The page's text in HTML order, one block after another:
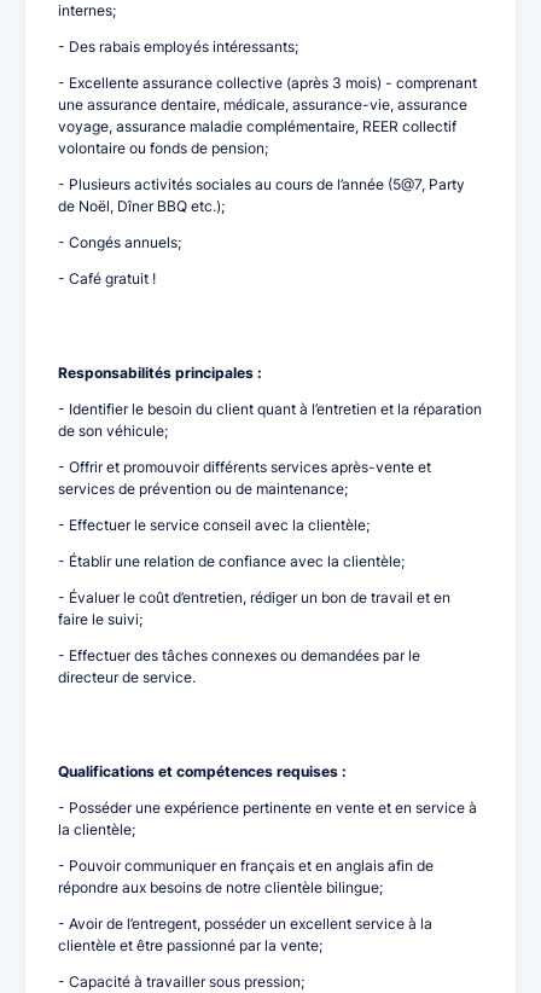
internes;
- Des rabais employés intéressants;
- Excellente assurance collective (après 3 mois) - comprenant
une assurance dentaire, médicale, assurance-vie, assurance
voyage, assurance maladie complémentaire, REER collectif
volontaire ou fonds de pension;
- Plusieurs activités sociales au cours de l’année (5@7, Party
de Noël, Dîner BBQ etc.);
- Congés annuels;
- Café gratuit !
Responsabilités principales :
- Identifier le besoin du client quant à l’entretien et la réparation
de son véhicule;
- Offrir et promouvoir différents services après-vente et
services de prévention ou de maintenance;
- Effectuer le service conseil avec la clientèle;
- Établir une relation de confiance avec la clientèle;
- Évaluer le coût d’entretien, rédiger un bon de travail et en
faire le suivi;
- Effectuer des tâches connexes ou demandées par le
directeur de service.
Qualifications et compétences requises :
- Posséder une expérience pertinente en vente et en service à
la clientèle;
- Pouvoir communiquer en français et en anglais afin de
répondre aux besoins de notre clientèle bilingue;
- Avoir de l’entregent, posséder un excellent service à la
clientèle et être passionné par la vente;
- Capacité à travailler sous pression;